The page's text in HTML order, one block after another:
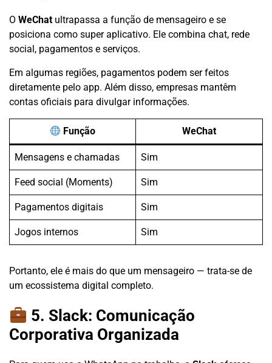
O WeChat ultrapassa a função de mensageiro e se
posiciona como super aplicativo. Ele combina chat, rede
social, pagamentos e serviços.
Em algumas regiões, pagamentos podem ser feitos
diretamente pelo app. Além disso, empresas mantêm
contas oficiais para divulgar informações.
Função WeChat
Mensagens e chamadas Sim
Feed social (Moments) Sim
Pagamentos digitais Sim
Jogos internos Sim
Portanto, ele é mais do que um mensageiro — trata-se de
um ecossistema digital completo.
5. Slack: Comunicação
Corporativa Organizada